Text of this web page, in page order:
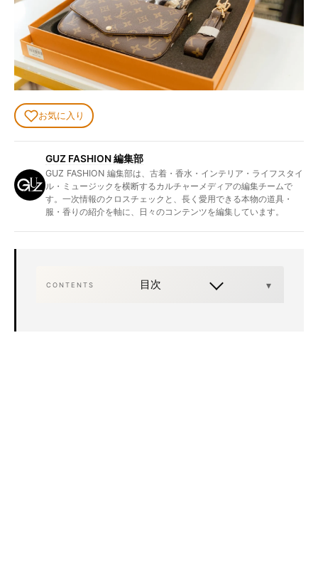
お気に入り
GUZ FASHION 編集部
GUZ FASHION 編集部は、古着・香水・インテリア・ライフスタイ
ル・ミュージックを横断するカルチャーメディアの編集チームで
す。一次情報のクロスチェックと、長く愛用できる本物の道具・
服・香りの紹介を軸に、日々のコンテンツを編集しています。
CONTENTS 目次